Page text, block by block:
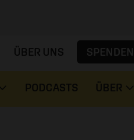
ÜBER UNS SPENDEN
PODCASTS ÜBER